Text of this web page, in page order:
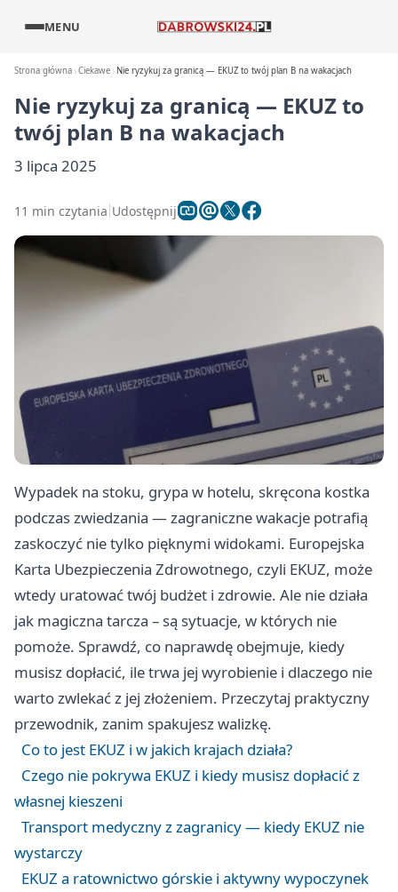
MENU
Strona główna Ciekawe Nie ryzykuj za granicą — EKUZ to twój plan B na wakacjach
Nie ryzykuj za granicą — EKUZ to
twój plan B na wakacjach
3 lipca 2025
11 min czytania Udostępnij
Wypadek na stoku, grypa w hotelu, skręcona kostka
podczas zwiedzania — zagraniczne wakacje potrafią
zaskoczyć nie tylko pięknymi widokami. Europejska
Karta Ubezpieczenia Zdrowotnego, czyli EKUZ, może
wtedy uratować twój budżet i zdrowie. Ale nie działa
jak magiczna tarcza – są sytuacje, w których nie
pomoże. Sprawdź, co naprawdę obejmuje, kiedy
musisz dopłacić, ile trwa jej wyrobienie i dlaczego nie
warto zwlekać z jej złożeniem. Przeczytaj praktyczny
przewodnik, zanim spakujesz walizkę.
Co to jest EKUZ i w jakich krajach działa?
Czego nie pokrywa EKUZ i kiedy musisz dopłacić z
własnej kieszeni
Transport medyczny z zagranicy — kiedy EKUZ nie
wystarczy
EKUZ a ratownictwo górskie i aktywny wypoczynek